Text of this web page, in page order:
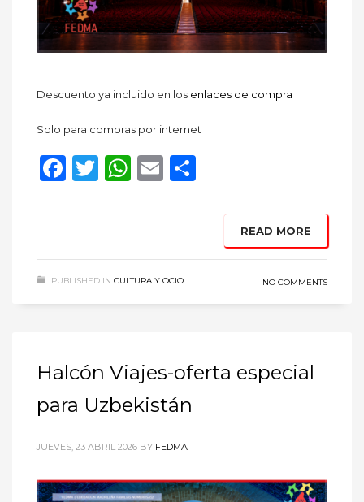
Descuento ya incluido en los enlaces de compra
Solo para compras por internet
Facebook
Twitter
WhatsApp
Email
READ MORE
PUBLISHED IN CULTURA Y OCIO NO COMMENTS
Halcón Viajes-oferta especial
para Uzbekistán
JUEVES, 23 ABRIL 2026 BY FEDMA